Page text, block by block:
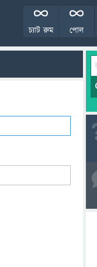
পোল
চ্যাট রুম